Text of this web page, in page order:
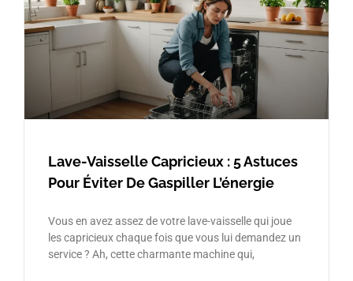
Lave-Vaisselle Capricieux : 5 Astuces
Pour Éviter De Gaspiller L’énergie
Vous en avez assez de votre lave-vaisselle qui joue
les capricieux chaque fois que vous lui demandez un
service ? Ah, cette charmante machine qui,